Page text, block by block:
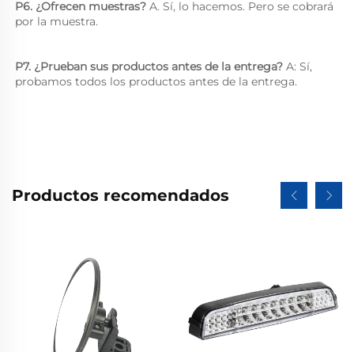
P6. ¿Ofrecen muestras? A. Sí, lo hacemos. Pero se cobrará
por la muestra.
P7. ¿Prueban sus productos antes de la entrega? A: Sí,
probamos todos los productos antes de la entrega.
Productos recomendados